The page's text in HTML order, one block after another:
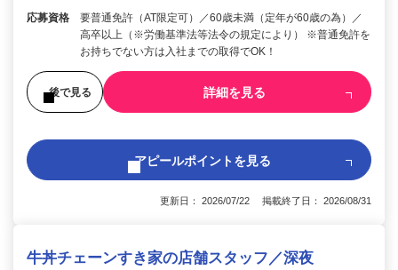
応募資格
要普通免許（AT限定可）／60歳未満（定年が60歳の為）／
高卒以上（※労働基準法等法令の規定により） ※普通免許を
お持ちでない方は入社までの取得でOK！
後で見る 詳細を見る
アピールポイントを見る
更新日： 2026/07/22 掲載終了日： 2026/08/31
牛丼チェーンすき家の店舗スタッフ／深夜